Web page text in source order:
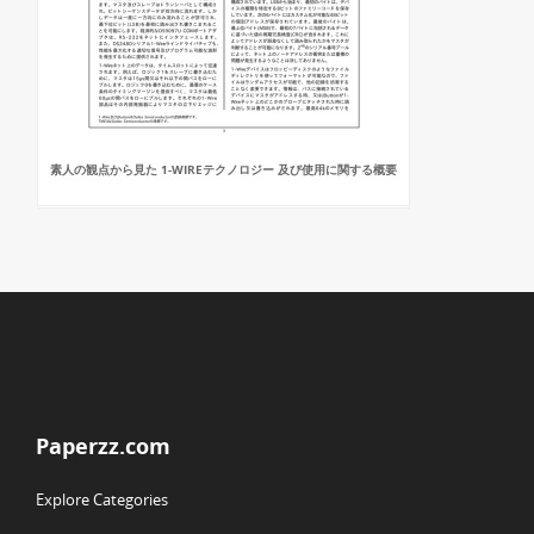
素人の観点から見た 1-WIREテクノロジー 及び使用に関する概要
Paperzz.com
Explore Categories